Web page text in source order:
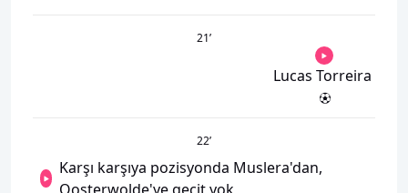
21’
Lucas Torreira
22’
Karşı karşıya pozisyonda Muslera'dan,
Oosterwolde'ye geçit yok